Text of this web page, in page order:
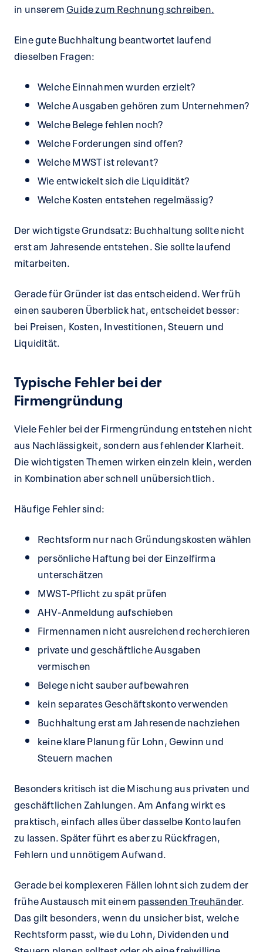
in unseremGuide zum Rechnung schreiben.
Eine gute Buchhaltung beantwortet laufend
dieselben Fragen:
Welche Einnahmen wurden erzielt?
Welche Ausgaben gehören zum Unternehmen?
Welche Belege fehlen noch?
Welche Forderungen sind offen?
Welche MWST ist relevant?
Wie entwickelt sich die Liquidität?
Welche Kosten entstehen regelmässig?
Der wichtigste Grundsatz: Buchhaltung sollte nicht
erst am Jahresende entstehen. Sie sollte laufend
mitarbeiten.
Gerade für Gründer ist das entscheidend. Wer früh
einen sauberen Überblick hat, entscheidet besser:
bei Preisen, Kosten, Investitionen, Steuern und
Liquidität.
Typische Fehler bei der
Firmengründung
Viele Fehler bei der Firmengründung entstehen nicht
aus Nachlässigkeit, sondern aus fehlender Klarheit.
Die wichtigsten Themen wirken einzeln klein, werden
in Kombination aber schnell unübersichtlich.
Häufige Fehler sind:
Rechtsform nur nach Gründungskosten wählen
persönliche Haftung bei der Einzelfirma
unterschätzen
MWST-Pflicht zu spät prüfen
AHV-Anmeldung aufschieben
Firmennamen nicht ausreichend recherchieren
private und geschäftliche Ausgaben
vermischen
Belege nicht sauber aufbewahren
kein separates Geschäftskonto verwenden
Buchhaltung erst am Jahresende nachziehen
keine klare Planung für Lohn, Gewinn und
Steuern machen
Besonders kritisch ist die Mischung aus privaten und
geschäftlichen Zahlungen. Am Anfang wirkt es
praktisch, einfach alles über dasselbe Konto laufen
zu lassen. Später führt es aber zu Rückfragen,
Fehlern und unnötigem Aufwand.
Gerade bei komplexeren Fällen lohnt sich zudem der
frühe Austausch mit einem passenden Treuhänder.
Das gilt besonders, wenn du unsicher bist, welche
Rechtsform passt, wie du Lohn, Dividenden und